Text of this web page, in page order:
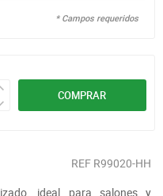
* Campos requeridos
COMPRAR
REF R99020-HH
ideal para salones y